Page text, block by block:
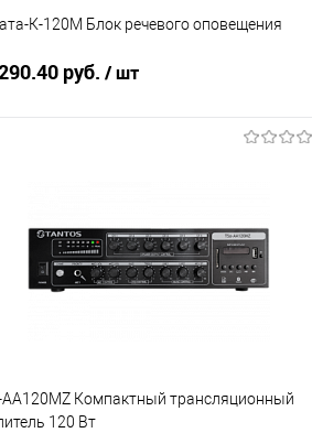
К-120М Блок речевого оповещения
руб. / шт
В избранное
Под заказ
AA120MZ Компактный трансляционный
120 Вт